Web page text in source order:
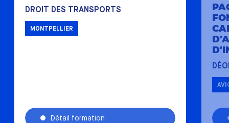
DROIT DES TRANSPORTS
MONTPELLIER
Détail formation